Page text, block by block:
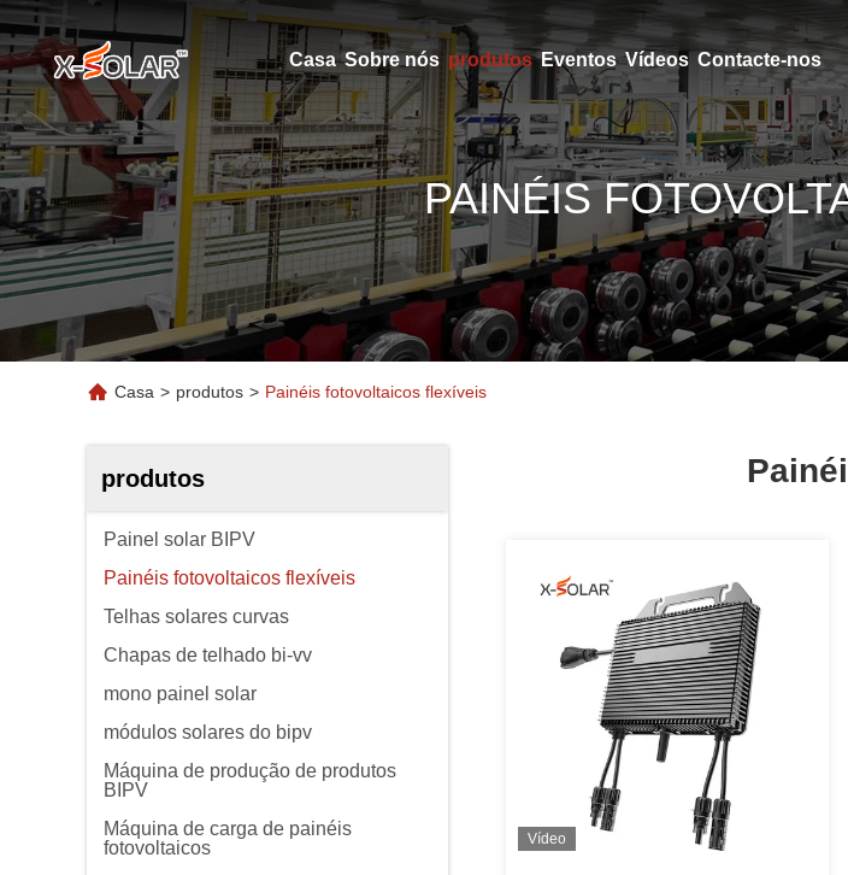
Casa Sobre nós produtos Eventos Vídeos Contacte-nos
PAINÉIS
Casa > produtos > Painéis fotovoltaicos flexíveis
produtos
Painel solar BIPV
Painéis fotovoltaicos flexíveis
Telhas solares curvas
Chapas de telhado bi-vv
mono painel solar
módulos solares do bipv
Máquina de produção de produtos
BIPV
Máquina de carga de painéis
fotovoltaicos
Vídeo